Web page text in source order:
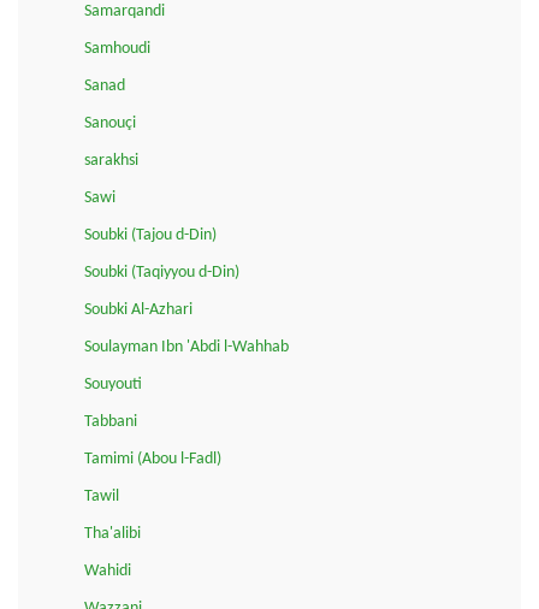
Samarqandi
Samhoudi
Sanad
Sanouçi
sarakhsi
Sawi
Soubki (Tajou d-Din)
Soubki (Taqiyyou d-Din)
Soubki Al-Azhari
Soulayman Ibn 'Abdi l-Wahhab
Souyouti
Tabbani
Tamimi (Abou l-Fadl)
Tawil
Tha'alibi
Wahidi